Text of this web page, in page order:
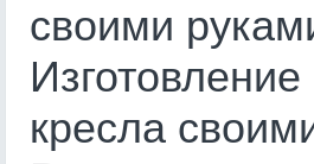
своими
Изготовление
кресла